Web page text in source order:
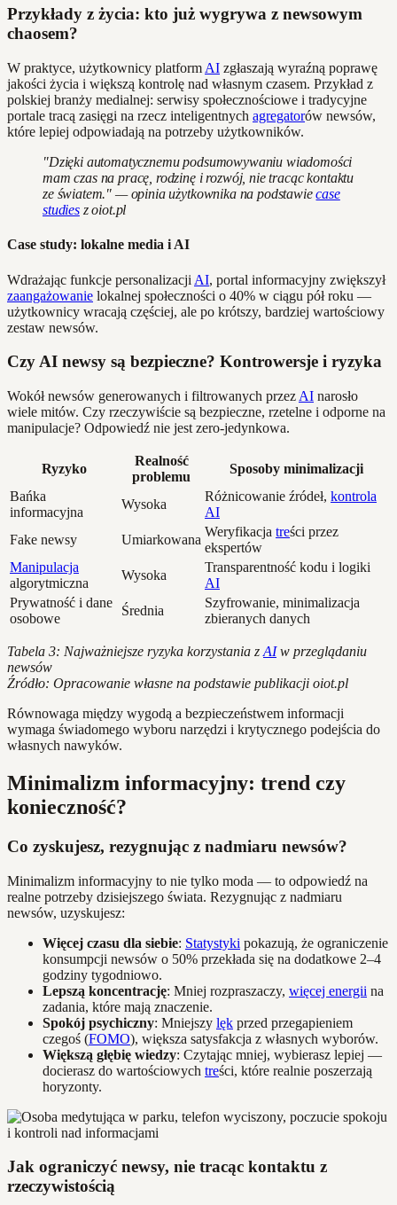
Przykłady z życia: kto już wygrywa z newsowym
chaosem?
W praktyce, użytkownicy platform AI zgłaszają wyraźną poprawę
jakości życia i większą kontrolę nad własnym czasem. Przykład z
polskiej branży medialnej: serwisy społecznościowe i tradycyjne
portale tracą zasięgi na rzecz inteligentnych agregatorów newsów,
które lepiej odpowiadają na potrzeby użytkowników.
"Dzięki automatycznemu podsumowywaniu wiadomości
mam czas na pracę, rodzinę i rozwój, nie tracąc kontaktu
ze światem." — opinia użytkownika na podstawiecase
studiesz oiot.pl
Case study: lokalne media i AI
Wdrażając funkcje personalizacji AI, portal informacyjny zwiększył
zaangażowanie lokalnej społeczności o 40% w ciągu pół roku —
użytkownicy wracają częściej, ale po krótszy, bardziej wartościowy
zestaw newsów.
Czy AI newsy są bezpieczne? Kontrowersje i ryzyka
Wokół newsów generowanych i filtrowanych przez AI narosło
wiele mitów. Czy rzeczywiście są bezpieczne, rzetelne i odporne na
manipulacje? Odpowiedź nie jest zero-jedynkowa.
Ryzyko
Realność
problemu
Sposoby minimalizacji
Bańka
informacyjna
Wysoka
Różnicowanie źródeł, kontrola
AI
Fake newsy
Umiarkowana
Weryfikacja treści przez
ekspertów
Manipulacja
algorytmiczna
Wysoka
Transparentność kodu i logiki
AI
Prywatność i dane
osobowe
Średnia
Szyfrowanie, minimalizacja
zbieranych danych
Tabela 3: Najważniejsze ryzyka korzystania z AIw przeglądaniu
newsów
Źródło: Opracowanie własne na podstawie publikacji oiot.pl
Równowaga między wygodą a bezpieczeństwem informacji
wymaga świadomego wyboru narzędzi i krytycznego podejścia do
własnych nawyków.
Minimalizm informacyjny: trend czy
konieczność?
Co zyskujesz, rezygnując z nadmiaru newsów?
Minimalizm informacyjny to nie tylko moda — to odpowiedź na
realne potrzeby dzisiejszego świata. Rezygnując z nadmiaru
newsów, uzyskujesz:
Więcej czasu dla siebie: Statystyki pokazują, że ograniczenie
konsumpcji newsów o 50% przekłada się na dodatkowe 2–4
godziny tygodniowo.
Lepszą koncentrację: Mniej rozpraszaczy, więcej energii na
zadania, które mają znaczenie.
Spokój psychiczny: Mniejszy lęk przed przegapieniem
czegoś (FOMO), większa satysfakcja z własnych wyborów.
Większą głębię wiedzy: Czytając mniej, wybierasz lepiej —
docierasz do wartościowych treści, które realnie poszerzają
horyzonty.
Jak ograniczyć newsy, nie tracąc kontaktu z
rzeczywistością